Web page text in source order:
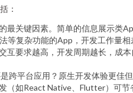
：
最关键因素。简单的信息展示类
等复杂功能的App，开发工作量相
互要求越高，开发周期越长，成本
跨平台应用？原生开发体验更佳
（如React Native、Flutter）可节